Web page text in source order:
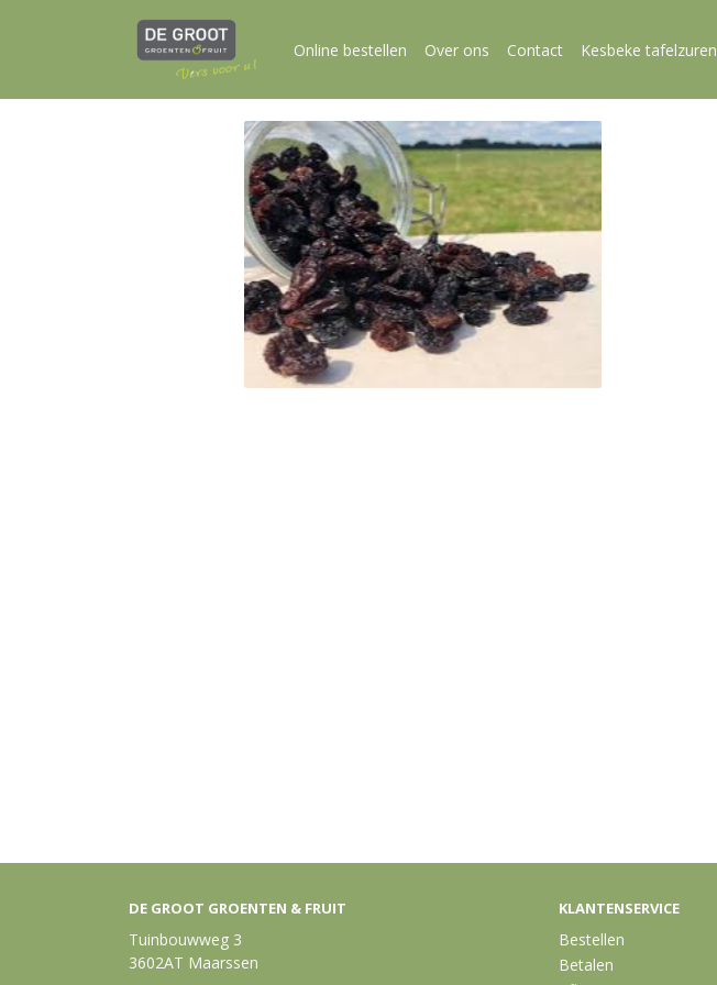
Online bestellen Over ons Contact Kesbeke tafelzuren
DE GROOT GROENTEN & FRUIT
Tuinbouwweg 3
3602AT Maarssen
KLANTENSERVICE
Bestellen
Betalen